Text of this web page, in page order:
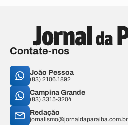
Contate-nos
João Pessoa
(83) 2106.1892
Campina Grande
(83) 3315-3204
Redação
jornalismo@jornaldaparaiba.com.br